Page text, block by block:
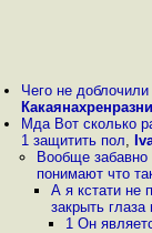
Чего не
Мда Вот сколько
1 защитить пол,
Вообще
понимают что
А я кстати не
закрыть глаза
1 Он